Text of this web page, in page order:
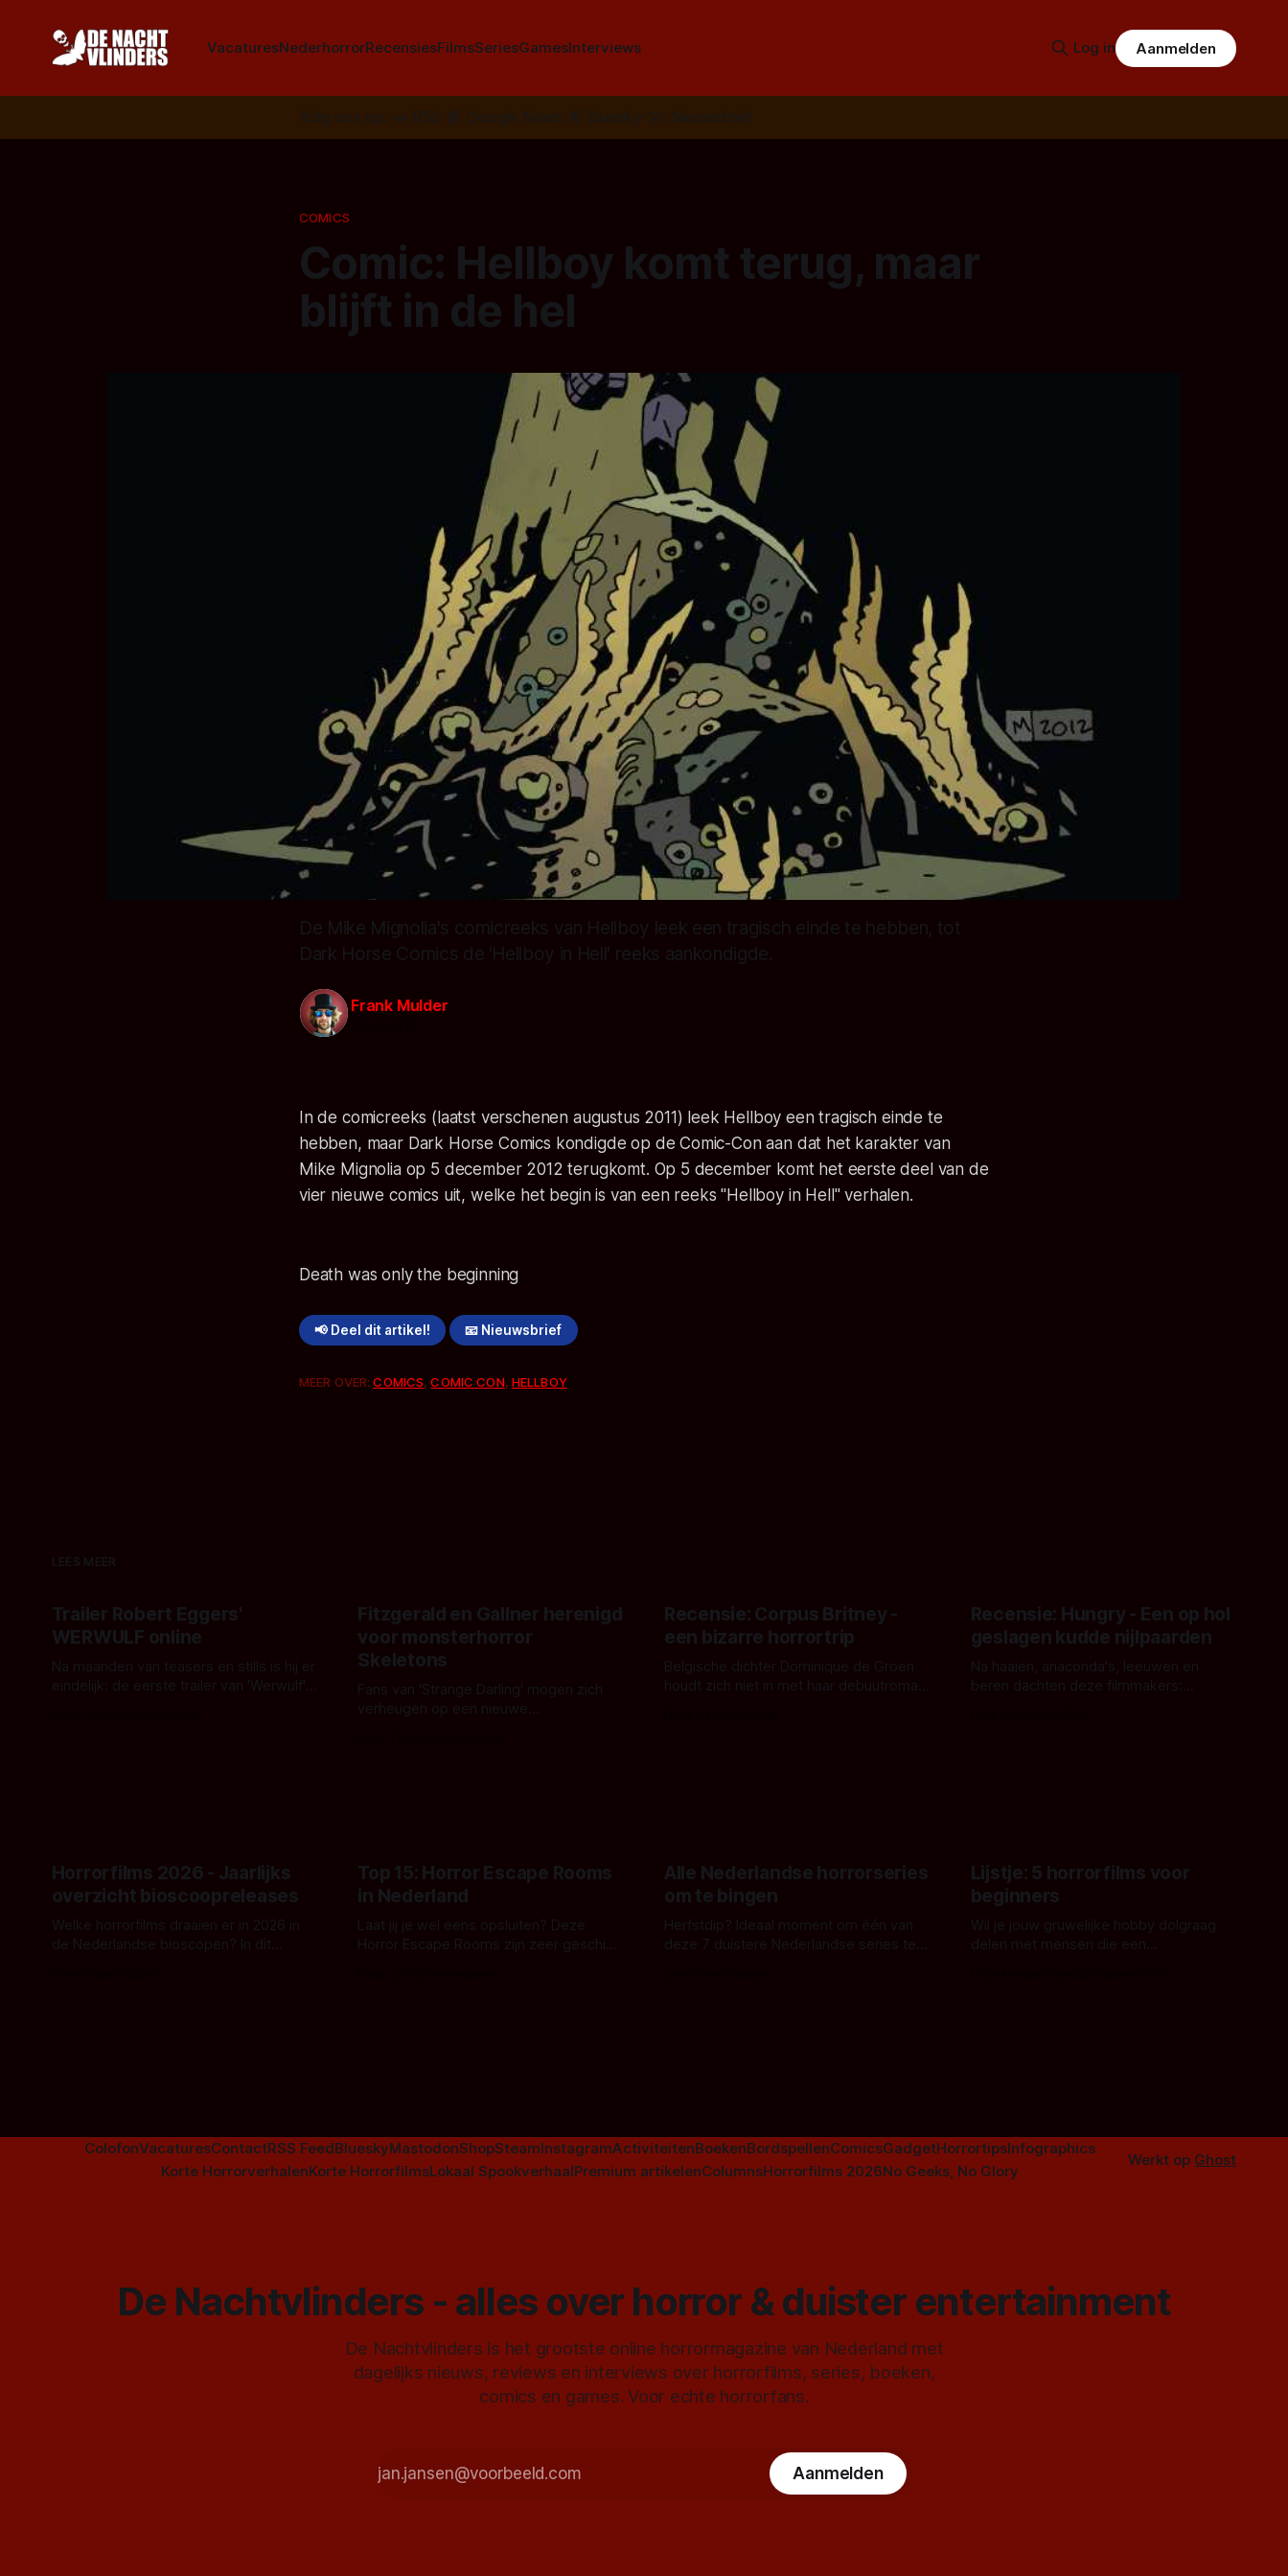
VacaturesNederhorrorRecensiesFilmsSeriesGamesInterviews Log in Aanmelden
Volg ons op: 📣 RSS 📰 Google News 🦋 Bluesky ✉️ Nieuwsbrief
COMICS
Comic: Hellboy komt terug, maar
blijft in de hel
De Mike Mignolia's comicreeks van Hellboy leek een tragisch einde te hebben, tot
Dark Horse Comics de 'Hellboy in Hell' reeks aankondigde.
Frank Mulder
In de comicreeks (laatst verschenen augustus 2011) leek Hellboy een tragisch einde te
hebben, maar Dark Horse Comics kondigde op de Comic-Con aan dat het karakter van
Mike Mignolia op 5 december 2012 terugkomt. Op 5 december komt het eerste deel van de
vier nieuwe comics uit, welke het begin is van een reeks "Hellboy in Hell" verhalen.
Death was only the beginning
📢 Deel dit artikel! 📧 Nieuwsbrief
MEER OVER:COMICS,COMIC CON, HELLBOY
LEES MEER
Trailer Robert Eggers'
WERWULF online
Na maanden van teasers en stills is hij er
eindelijk: de eerste trailer van 'Werwulf'.
Fitzgerald en Gallner herenigd
voor monsterhorror
Skeletons
Fans van 'Strange Darling' mogen zich
verheugen op een nieuwe
Recensie: Corpus Britney -
een bizarre horrortrip
Belgische dichter Dominique de Groen
houdt zich niet in met haar debuutroman.
Recensie: Hungry - Een op hol
geslagen kudde nijlpaarden
Na haaien, anaconda's, leeuwen en
beren dachten deze filmmakers:
Horrorfilms 2026 - Jaarlijks
overzicht bioscoopreleases
Welke horrorfilms draaien er in 2026 in
de Nederlandse bioscopen? In dit
Top 15: Horror Escape Rooms
in Nederland
Laat jij je wel eens opsluiten? Deze
Horror Escape Rooms zijn zeer geschikt
Alle Nederlandse horrorseries
om te bingen
Herfstdip? Ideaal moment om één van
deze 7 duistere Nederlandse series te
Lijstje: 5 horrorfilms voor
beginners
Wil je jouw gruwelijke hobby dolgraag
delen met mensen die een
ColofonVacaturesContactRSS FeedBlueskyMastodonShopSteamInstagramActiviteitenBoekenBordspellenComicsGadgetHorrortipsInfographics
Korte HorrorverhalenKorte HorrorfilmsLokaal SpookverhaalPremium artikelenColumnsHorrorfilms 2026No Geeks, No Glory
Werkt op Ghost
De Nachtvlinders - alles over horror & duister entertainment
De Nachtvlinders is het grootste online horrormagazine van Nederland met
dagelijks nieuws, reviews en interviews over horrorfilms, series, boeken,
comics en games. Voor echte horrorfans.
Aanmelden